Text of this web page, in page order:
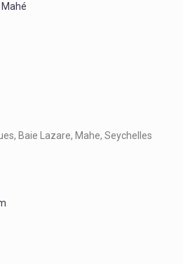
Baie Lazare, Mahe, Seychelles